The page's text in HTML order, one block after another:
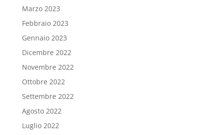
Marzo 2023
Febbraio 2023
Gennaio 2023
Dicembre 2022
Novembre 2022
Ottobre 2022
Settembre 2022
Agosto 2022
Luglio 2022